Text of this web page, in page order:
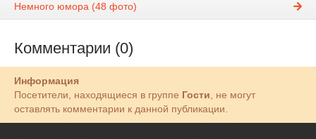
Немного юмора (48 фото)
Комментарии (0)
Информация
Посетители, находящиеся в группе Гости, не могут
оставлять комментарии к данной публикации.